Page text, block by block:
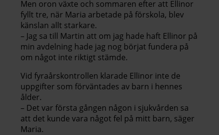
Men oron växte och sommaren efter att Ellinor
fyllt tre, när Maria arbetade på förskola, blev
känslan allt starkare.
– Jag sa till Martin att om jag hade haft Ellinor på
min avdelning hade jag nog börjat fundera på
om något inte riktigt stämde.
Vid fyraårskontrollen klarade Ellinor inte de
uppgifter som förväntades av barn i hennes
ålder.
– Det var första gången någon i sjukvården sa
att det kunde vara något fel på mitt barn, säger
Maria.